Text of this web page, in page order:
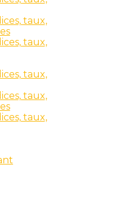
taux,
taux,
taux,
taux,
taux,